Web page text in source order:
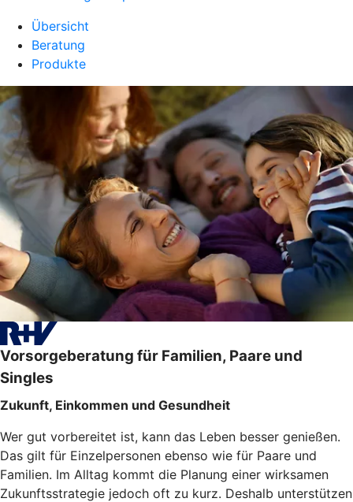
Übersicht
Beratung
Produkte
Vorsorgeberatung für Familien, Paare und
Singles
Zukunft, Einkommen und Gesundheit
Wer gut vorbereitet ist, kann das Leben besser genießen.
Das gilt für Einzelpersonen ebenso wie für Paare und
Familien. Im Alltag kommt die Planung einer wirksamen
Zukunftsstrategie jedoch oft zu kurz. Deshalb unterstützen